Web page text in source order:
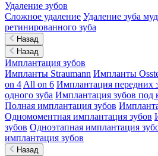
Удаление зубов
Сложное удаление Удаление зуба
ретинированного зуба
Назад
Назад
Имплантация зубов
Импланты Straumann Импланты
on 4 All on 6 Имплантация передних
одного зуба Имплантация зубов под
Полная имплантация зубов
Одномоментная имплантация зубов
зубов Одноэтапная имплантация
имплантация зубов
Назад